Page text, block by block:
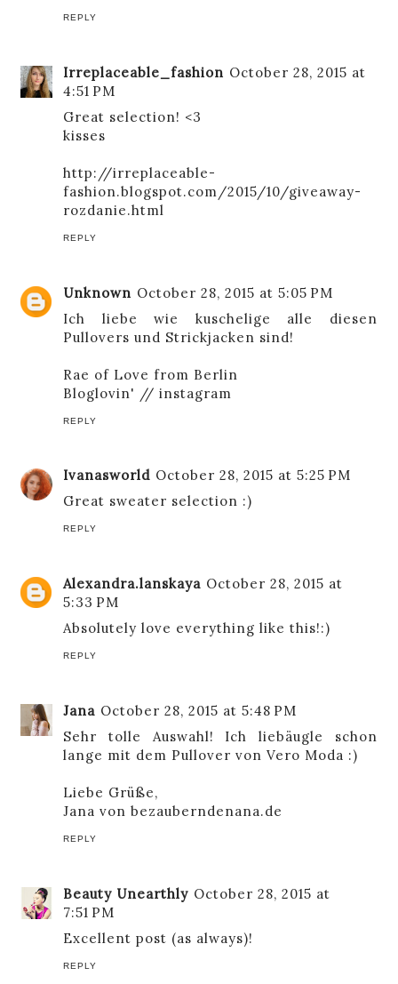
REPLY
Irreplaceable_fashion October 28, 2015 at
4:51 PM
Great selection! <3
kisses
http://irreplaceable-
fashion.blogspot.com/2015/10/giveaway-
rozdanie.html
REPLY
Unknown October 28, 2015 at 5:05 PM
Ich liebe wie kuschelige alle diesen
Pullovers und Strickjacken sind!
Rae of Love from Berlin
Bloglovin' //instagram
REPLY
Ivanasworld October 28, 2015 at 5:25 PM
Great sweater selection :)
REPLY
Alexandra.lanskaya October 28, 2015 at
5:33 PM
Absolutely love everything like this!:)
REPLY
Jana October 28, 2015 at 5:48 PM
Sehr tolle Auswahl! Ich liebäugle schon
lange mit dem Pullover von Vero Moda :)
Liebe Grüße,
Jana vonbezauberndenana.de
REPLY
Beauty Unearthly October 28, 2015 at
7:51 PM
Excellent post (as always)!
REPLY